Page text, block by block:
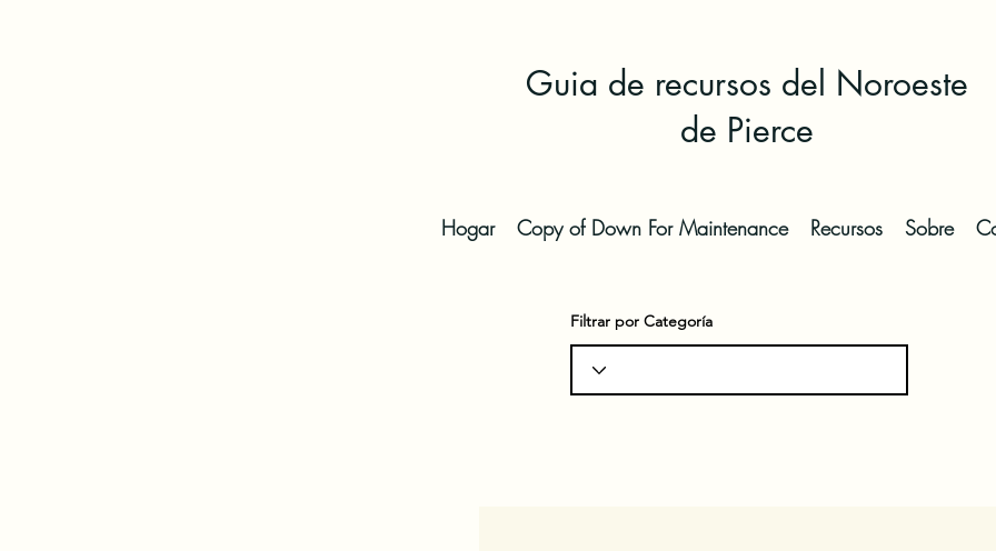
Guia de recursos del Noroeste
de Pierce
Hogar Copy of Down For Maintenance Recursos Sobre
Filtrar por Categoría